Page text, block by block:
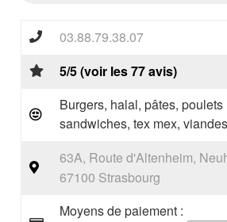
03.88.79.38.07
5/5 (voir les 77 avis)
Burgers, halal, pâtes,
sandwiches, tex mex, viandes
63A, Route d'Altenheim,
67100 Strasbourg
Moyens de paiement :